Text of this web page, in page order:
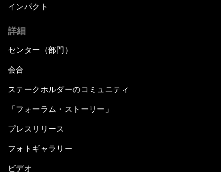
インパクト
詳細
センター（部門）
会合
ステークホルダーのコミュニティ
「フォーラム・ストーリー」
プレスリリース
フォトギャラリー
ビデオ